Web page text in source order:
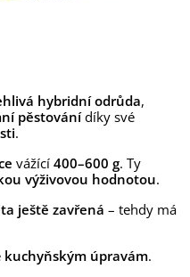
hybridní odrůda,
pěstovánídíky své
.
vážící 400–600 g. Ty
výživovou hodnotou.
ještě zavřená – tehdy má
kuchyňským úpravám.